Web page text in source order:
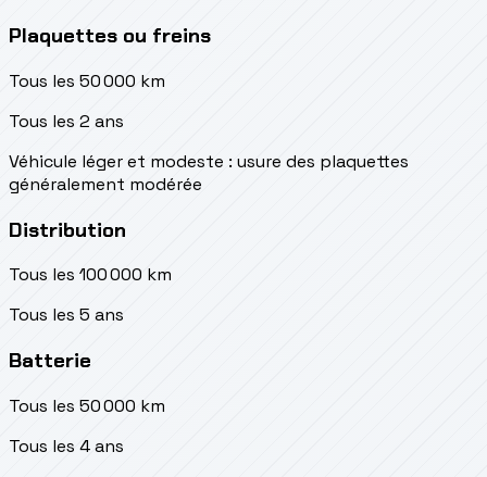
Plaquettes ou freins
Tous les 50 000 km
Tous les 2 ans
Véhicule léger et modeste : usure des plaquettes
généralement modérée
Distribution
Tous les 100 000 km
Tous les 5 ans
Batterie
Tous les 50 000 km
Tous les 4 ans